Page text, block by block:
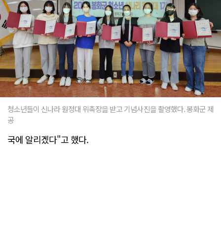
청소년들이 신나라 원정대 위촉장을 받고 기념사진을 촬영했다. 봉화군 제
공
국에 알리겠다"고 했다.